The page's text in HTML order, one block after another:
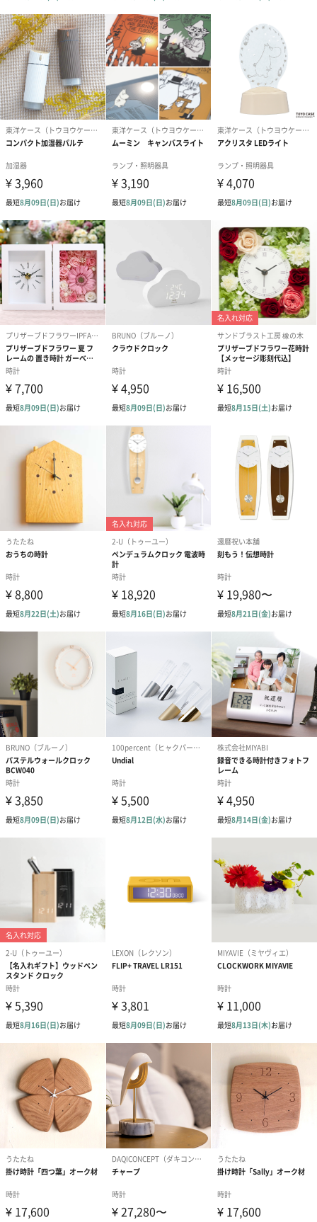
ハローキティ
クロミ
シナモロール
商品詳細情報
外装サイズ
幅21cm×縦3.6cm×高さ36.5cm
ステッカーサ
イズ
幅27.4cm×高さ30.3cm
素材
ステッカー/塩化ビニル樹脂 時計/ポリプロピレン・
スチール・アルミ・EVA
商品重量
75ｇ
仕様
単3電池1本（別売）、電池平均寿命目安：約6か月、
平均月差：±30秒
商品オプション情報
メッセージカード（通常・写真・グリーティング）
誕生日や結婚祝い・出産祝いなど、様々なシーンのメッセージカ
ードを同梱します。
メッセージカードや封筒のデザインは一部変更する場合がありま
す。
写真付きメッセージカ
ード（680円）
写真付きメッセージカ
ード（Thank you）ピ
ンク（680円）
【誕生日】
Birthday ホワ
刷なし）（
のしカード
商品の形質上、のしを直接添付できない商品にのし風のカードを
同梱します。
※のし下はご記入いただけません。
※カードのデザインは一部変更する場合があります。
結婚祝い（御結婚御
祝）（110円）
祝）（110円）
（110円）
生花
生花のブーケを同梱します。
※9-15時にご注文いただく場合、最短のお届け可能日が通常より
も1日遅くなります。
シーズンブーケ（ひま
わり）（1,880円）
ブーケ（ホワイトグリ
ーン）（1,650円）
（1,650円）